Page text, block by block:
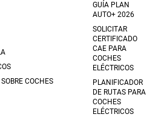
COCHES
GUÍA PLAN
AUTO+ 2026
SOLICITAR
CERTIFICADO
CAE PARA
COCHES
ELÉCTRICOS
PLANIFICADOR
DE RUTAS PARA
COCHES
ELÉCTRICOS